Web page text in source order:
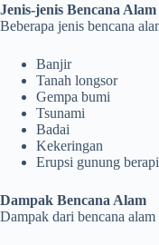
Jenis-jenis Bencana Alam
Beberapa jenis bencana
Banjir
Tanah longsor
Gempa bumi
Tsunami
Badai
Kekeringan
Erupsi gunung berapi
Dampak Bencana Alam
Dampak dari bencana alam